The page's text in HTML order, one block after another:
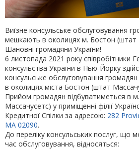
Виїзне консульське обслуговування
мешкають в oкoлицях м. Бостон (штат
Шановні громадяни України!
6 листопада 2021 року співробітники
консульства України в Нью-Йорку
консульське обслуговування
в околицях міста Бостон (штат
Прийом громадян відбуватиметься в
Массачусетс) у приміщенні філії
Кредитної Спілки за адресою: 282
MA 02090.
До переліку консульських послуг, що
час обслуговування, відносяться: